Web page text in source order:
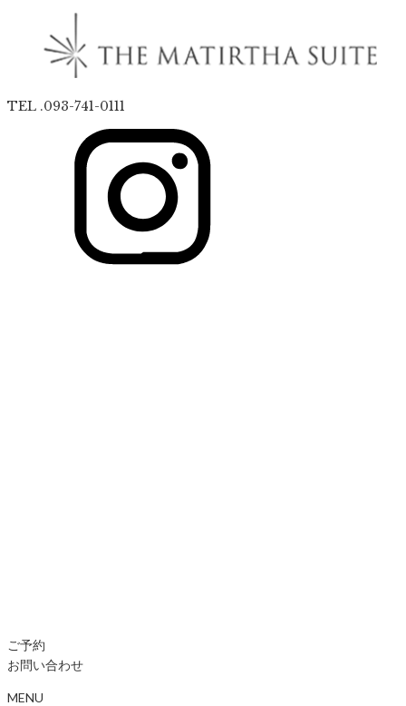
TEL .093-741-0111
ご予約
お問い合わせ
MENU